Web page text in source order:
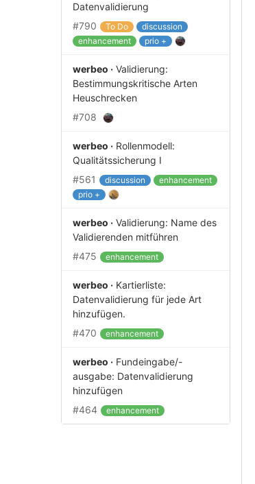
Datenvalidierung
#790
To Do
discussion
enhancement
prio +
werbeo · Validierung:
Bestimmungskritische Arten
Heuschrecken
#708
werbeo · Rollenmodell:
Qualitätssicherung I
#561
discussion
enhancement
prio +
werbeo · Validierung: Name des
Validierenden mitführen
#475
enhancement
werbeo · Kartierliste:
Datenvalidierung für jede Art
hinzufügen.
#470
enhancement
werbeo · Fundeingabe/-
ausgabe: Datenvalidierung
hinzufügen
#464
enhancement